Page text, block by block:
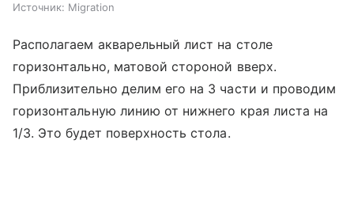
Источник: Migration
Располагаем акварельный лист на столе
горизонтально, матовой стороной вверх.
Приблизительно делим его на 3 части и проводим
горизонтальную линию от нижнего края листа на
1/3. Это будет поверхность стола.